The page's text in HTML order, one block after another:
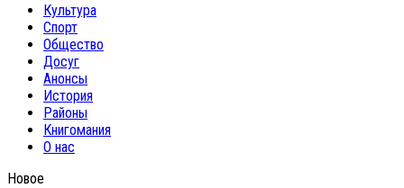
Культура
Спорт
Общество
Досуг
Анонсы
История
Районы
Книгомания
О нас
Новое